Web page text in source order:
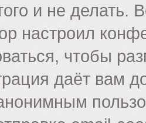
и не делать.
настроил
чтобы
даёт вам